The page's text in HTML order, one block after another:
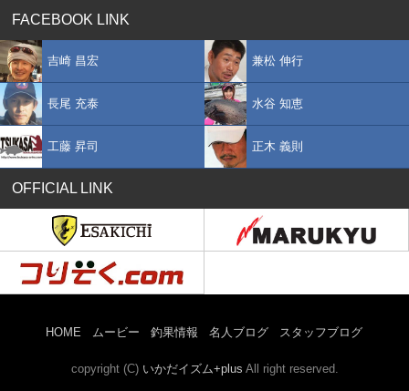
FACEBOOK LINK
吉崎 昌宏 兼松 伸行
長尾 充泰 水谷 知恵
工藤 昇司 正木 義則
OFFICIAL LINK
HOME ムービー 釣果情報 名人ブログ スタッフブログ
copyright (C) いかだイズム+plus All right reserved.